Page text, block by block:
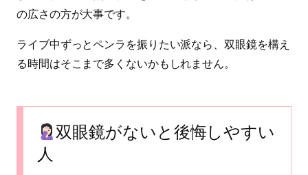
の広さの方が大事です。
ライブ中ずっとペンラを振りたい派なら、双眼鏡を構え
る時間はそこまで多くないかもしれません。
双眼鏡がないと後悔しやすい
人